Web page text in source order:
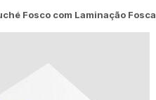
Fosco com Laminação Fosca